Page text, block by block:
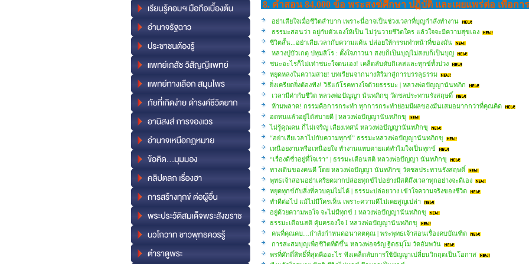
8. คำสอน 84,000 ข้อ พระสงฆ์ศึกษา ปฏิบัติ และเผยแพร่ต่อ เพื่อก
อย่าเสียใจเมื่อชีวิตลำบาก เพราะนี่อาจเป็นช่วงเวลาที่บุญกำลังทำงาน
ธรรมะสอนว่า อยู่กับตัวเองให้เป็น ไม่วุ่นวายชีวิตใคร แล้วใจจะมีความสุขเอง
ชีวิตสั้น...อย่าเสียเวลากับความแค้น ปล่อยให้กรรมทำหน้าที่ของมัน
หลวงปู่บัวเกตุ ปทุมสิโร : ตั้งใจภาวนา สงบก็เป็นบุญไม่สงบก็เป็นบุญ
ชนะอะไรก็ไม่เท่าชนะใจตนเอง! เคล็ดลับดับกิเลสและทุกข์ทั้งปวง
หยุดหลงในความสวย! บทเรียนจากนางสิริมาสู่การบรรลุธรรม
ยิ่งเครียดยิ่งต้องฟัง! วิธีแก้โรคทางใจด้วยธรรมะ | หลวงพ่อปัญญานันทภิก
เวลามีค่ากับชีวิต หลวงพ่อปัญญา นันทภิกขุ วัดชลประทานรังสฤษดิ์
ห้ามพลาด! กรรมคือการกระทำ ทุกการกระทำย่อมมีผลของมันเสมอมากกว่าที่คุณคิด
อดทนแล้วอยู่ได้สบายดี | หลวงพ่อปัญญานันทภิกขุ
ไม่รู้คุณคน ก็ไม่เจริญ เสียงเทศน์ หลวงพ่อปัญญานันทภิกขุ
“อย่าเสียเวลาไปกับความทุกข์” ธรรมะหลวงพ่อปัญญานันทภิกขุ
เหนื่อยงานหรือเหนื่อยใจ ทำงานแทบตายแต่ทำไมใจเป็นทุกข์
“เรื่องดีชั่วอยู่ที่ใจเรา” | ธรรมะเตือนสติ หลวงพ่อปัญญา นันทภิกขุ
ทางเดินของคนดี โดย หลวงพ่อปัญญา นันทภิกขุ วัดชลประทานรังสฤษดิ์
พุทธเจ้าสอนอย่าเครียดมากปล่อยทุกข์ไปอย่างมีสติถึงเวลาทุกอย่างจะดีเอง
หยุดทุกข์กับสิ่งที่ควบคุมไม่ได้ | ธรรมะปล่อยวาง เข้าใจความจริงของชีวิต
ทำดีต่อไป แม้ไม่มีใครเห็น เพราะความดีไม่เคยสูญเปล่า
อยู่ด้วยความพอใจ จะไม่มีทุกข์ I หลวงพ่อปัญญานันทภิกขุ
ธรรมะเตือนสติ คุ้มครองใจ I หลวงพ่อปัญญานันทภิกขุ
คนที่คุณคบ…กำลังกำหนดอนาคตคุณ | พระพุทธเจ้าสอนเรื่องคบบัณฑิต
การสะสมบุญเพื่อชีวิตที่ดีขึ้น หลวงพ่อจรัญ ฐิตธมฺโม วัดอัมพวัน
พรที่ศักดิ์สิทธิ์ที่สุดคืออะไร ฟังเคล็ดลับการใช้ปัญญาเปลี่ยนวิกฤตเป็นโอกาส